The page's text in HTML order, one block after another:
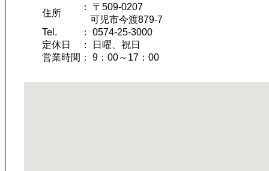
住所
： 〒509-0207
可児市今渡879-7
Tel.
： 0574-25-3000
定休日
： 日曜、祝日
営業時間 ： 9：00～17：00